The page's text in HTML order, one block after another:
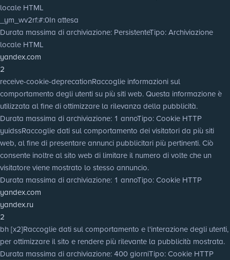
locale HTML
_ym_wv2rf:#:0In attesa
Durata massima di archiviazione: PersistenteTipo: Archiviazione
locale HTML
yandex.com
2
receive-cookie-deprecationRaccoglie informazioni sul
comportamento degli utenti su più siti web. Questa informazione è
utilizzata al fine di ottimizzare la rilevanza della pubblicità.
Durata massima di archiviazione: 1 annoTipo: Cookie HTTP
yuidssRaccoglie dati sul comportamento dei visitatori da più siti
web, al fine di presentare annunci pubblicitari più pertinenti. Ciò
consente inoltre al sito web di limitare il numero di volte che un
visitatore viene mostrato lo stesso annuncio.
Durata massima di archiviazione: 1 annoTipo: Cookie HTTP
yandex.com
yandex.ru
2
bh [x2]Raccoglie dati sul comportamento e l'interazione degli utenti,
per ottimizzare il sito e rendere più rilevante la pubblicità mostrata.
Durata massima di archiviazione: 400 giorniTipo: Cookie HTTP